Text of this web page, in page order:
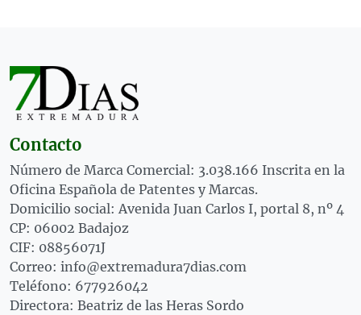
Contacto
Número de Marca Comercial: 3.038.166 Inscrita en la
Oficina Española de Patentes y Marcas.
Domicilio social: Avenida Juan Carlos I, portal 8, nº 4
CP: 06002 Badajoz
CIF: 08856071J
Correo: info@extremadura7dias.com
Teléfono: 677926042
Directora: Beatriz de las Heras Sordo